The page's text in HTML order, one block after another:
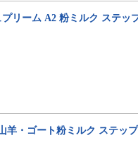
リーム A2 粉ミルク ステッ
羊・ゴート粉ミルク ステッ